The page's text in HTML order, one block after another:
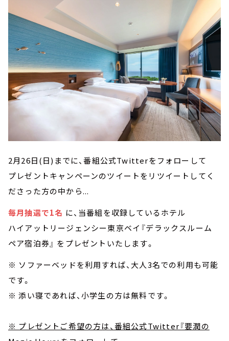
2月26日(日)までに、番組公式Twitterをフォローして
プレゼントキャンペーンのツイートをリツイートしてく
ださった方の中から...
毎月抽選で1名 に、当番組を収録しているホテル
ハイアットリージェンシー東京ベイ『デラックスルーム
ペア宿泊券』 をプレゼントいたします。
※ ソファーベッドを利用すれば、大人3名での利用も可能
です。
※ 添い寝であれば、小学生の方は無料です。
※ プレゼントご希望の方は、番組公式Twitter『要潤の